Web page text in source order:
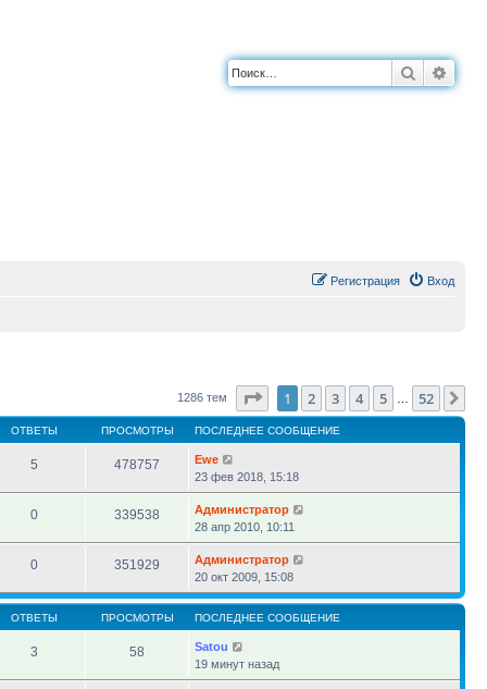
Поиск
Вход
Регистрация
1286 тем Страница1 из 52
1 2 3 4 5 52
ОТВЕТЫ ПРОСМОТРЫ ПОСЛЕДНЕЕ СООБЩЕНИЕ
5 478757
Ewe
23 фев 2018, 15:18
0 339538
Администратор
28 апр 2010, 10:11
0 351929
Администратор
20 окт 2009, 15:08
ОТВЕТЫ ПРОСМОТРЫ ПОСЛЕДНЕЕ СООБЩЕНИЕ
3 58
Satou
19 минут назад